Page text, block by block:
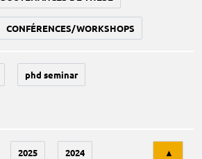
CONFÉRENCES/WORKSHOPS
phd seminar
2025 2024 ▲